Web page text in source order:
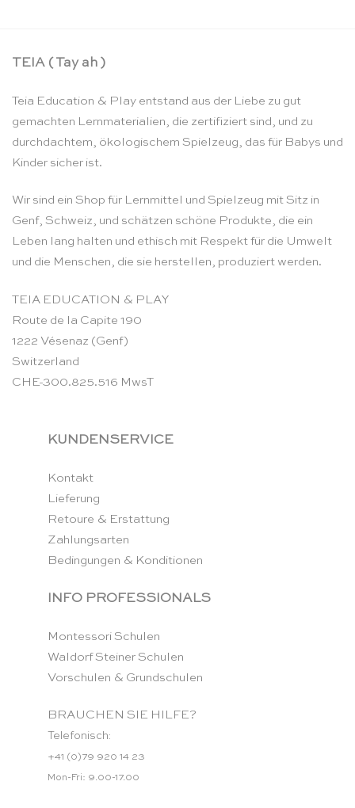
TEIA ( Tay ah )
Teia Education & Play entstand aus der Liebe zu gut
gemachten Lernmaterialien, die zertifiziert sind, und zu
durchdachtem, ökologischem Spielzeug, das für Babys und
Kinder sicher ist.
Wir sind ein Shop für Lernmittel und Spielzeug mit Sitz in
Genf, Schweiz, und schätzen schöne Produkte, die ein
Leben lang halten und ethisch mit Respekt für die Umwelt
und die Menschen, die sie herstellen, produziert werden.
TEIA EDUCATION & PLAY
Route de la Capite 190
1222 Vésenaz (Genf)
Switzerland
CHE-300.825.516 MwsT
KUNDENSERVICE
Kontakt
Lieferung
Retoure & Erstattung
Zahlungsarten
Bedingungen & Konditionen
INFO PROFESSIONALS
Montessori Schulen
Waldorf Steiner Schulen
Vorschulen & Grundschulen
BRAUCHEN SIE HILFE?
Telefonisch:
+41 (0)79 920 14 23
Mon-Fri: 9.00-17.00